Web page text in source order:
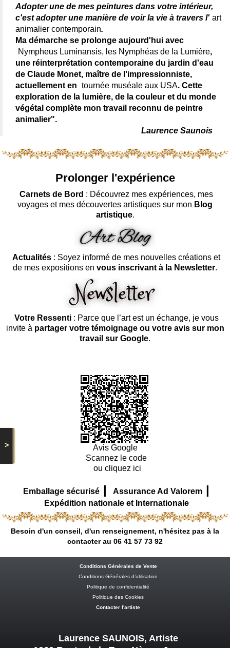
>
Adopter une de mes peintures dans votre intérieur,
c'est adopter une manière de voir la vie à travers l' art
animalier contemporain.
Ma démarche se prolonge aujourd'hui avec
Nympheus Luminansis, les Nymphéas de la Lumière,
une réinterprétation contemporaine du jardin d'eau
de Claude Monet, maître de l'impressionniste,
actuellement en tournée muséale aux USA. Cette
exploration de la lumière, de la couleur et du monde
végétal complète mon travail reconnu de peintre
animalier".
Laurence Saunois
Prolonger l'expérience
Carnets de Bord : Découvrez mes expériences, mes
voyages et mes découvertes artistiques sur mon Blog
artistique.
Actualités : Soyez informé de mes nouvelles créations et
de mes expositions en vous inscrivant à la Newsletter.
Votre Ressenti: Parce que l’art est un échange, je vous
invite à partager votre témoignage ou votre avis sur mon
travail sur Google.
Avis Google
Scannez le code
ou cliquez ici
Emballage sécurisé | Assurance Ad Valorem |
Expédition nationale et Internationale
Besoin d'un conseil, d'un renseignement, n'hésitez pas à la
contacter au 06 41 57 73 92
Conditions Générales de Vente
Conditions Générales d’utilisation
Politique de confidentialité
Politique des Cookies
Contacter l'artiste
Laurence SAUNOIS, Artiste